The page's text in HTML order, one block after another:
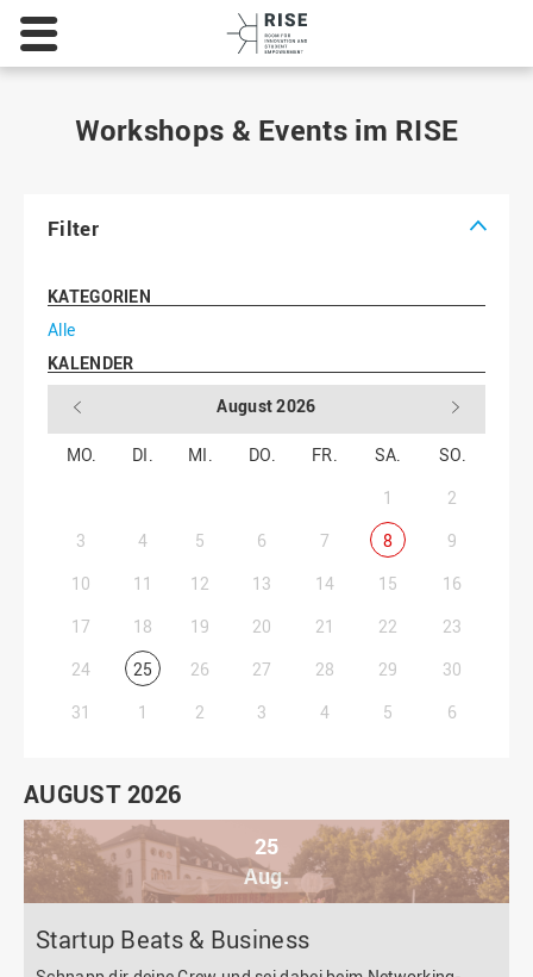
-
of
Applied
Workshops & Events im RISE
Filter
KATEGORIEN
Alle
KALENDER
August 2026
MO. DI. MI. DO. FR. SA.
SO.
1
2
3
4 5 6 7 8
9
10
11 12 13 14 15
16
17
18 19 20 21 22
23
24
25 26 27 28 29
30
31
1 2 3 4 5 6
AUGUST 2026
25
Aug.
Startup Beats & Business